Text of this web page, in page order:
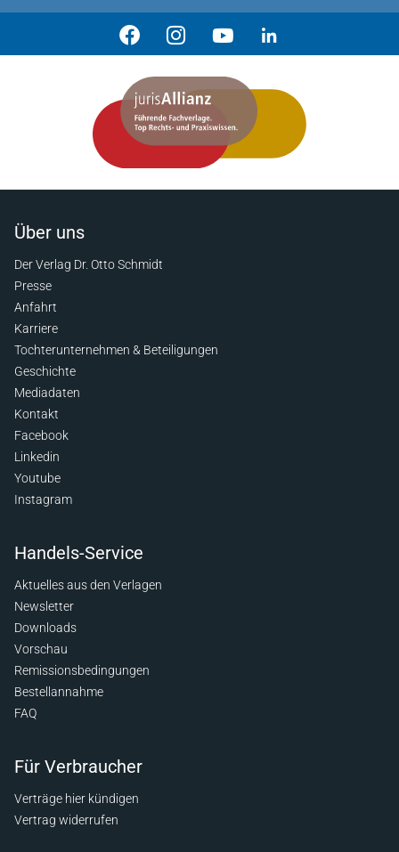
Über uns
Der Verlag Dr. Otto Schmidt
Presse
Anfahrt
Karriere
Tochterunternehmen & Beteiligungen
Geschichte
Mediadaten
Kontakt
Facebook
Linkedin
Youtube
Instagram
Handels-Service
Aktuelles aus den Verlagen
Newsletter
Downloads
Vorschau
Remissionsbedingungen
Bestellannahme
FAQ
Für Verbraucher
Verträge hier kündigen
Vertrag widerrufen